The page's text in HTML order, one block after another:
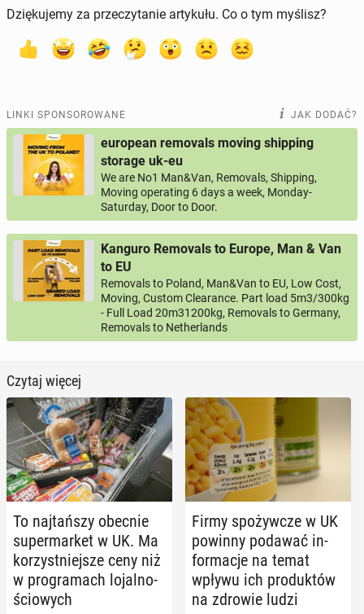
Dziękujemy za przeczytanie artykułu. Co o tym myślisz?
LINKI SPONSOROWANE JAK DODAĆ?
european removals moving shipping
storage uk-eu
We are No1 Man&Van, Removals, Shipping,
Moving operating 6 days a week, Monday-
Saturday, Door to Door.
Kanguro Removals to Europe, Man & Van
to EU
Removals to Poland, Man&Van to EU, Low Cost,
Moving, Custom Clearance. Part load 5m3/300kg
- Full Load 20m31200kg, Removals to Germany,
Removals to Netherlands
Czytaj więcej
To naj­tań­szy obecnie
su­per­mar­ket w UK. Ma
ko­rzyst­niej­sze ceny niż
w pro­gra­mach lo­jal­no­
ścio­wych
Firmy spo­żyw­cze w UK
powinny podawać in­
for­ma­cje na temat
wpływu ich pro­duk­tów
na zdrowie ludzi